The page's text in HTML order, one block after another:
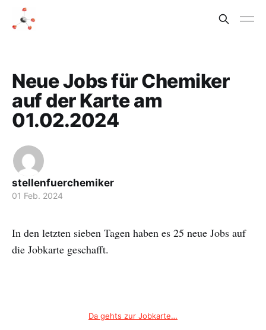
Neue Jobs für Chemiker
auf der Karte am
01.02.2024
stellenfuerchemiker
01 Feb. 2024
In den letzten sieben Tagen haben es 25 neue Jobs auf
die Jobkarte geschafft.
Da gehts zur Jobkarte…